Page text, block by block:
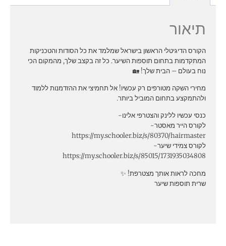
תיאור
הקורס הדיגיטלי הראשון בישראל שמלמד את כל הסודות והטכניקות
המתקדמות בתחום תוספות השיער. כל זה בקצב שלך, מהמקום הכי
נוח בעולם – הבית שלך! 🏡
מחירי השקה מטורפים רק עכשיו! אל תחמיצי את ההזדמנות ללמוד
ולהתמקצע בתחום המוביל ביותר.
כנסי עכשיו ללינק והצטרפי אלינו-
לקורס הייר מאסטר-
https://my.schooler.biz/s/80370/hairmaster
לקורס צמידי שיער-
https://my.schooler.biz/s/85015/1731935034808
מחכה לראות אותך מצטרפת! ✨
שרית תוספות שיער